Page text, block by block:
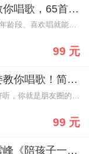
《快乐男声》评委教你唱歌，65首流行歌，0基础也能做麦霸！
能说话，就能会唱歌！不分年龄段、喜欢唱就能学！杨老师拥有百万粉丝，具有13年丰富的教学经验，高音、跑调、气息不稳都能轻松解决~
99 元
《中国好声音》评委教你唱歌！简单0基础，做朋友圈的K歌王！
99 元
文学与音乐导师刘雪峰《陪孩子一起听音乐》